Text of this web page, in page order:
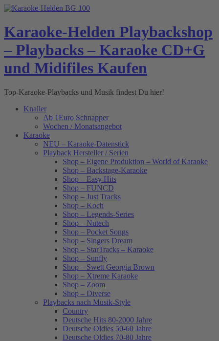
Skip
content
Karaoke-Helden Playbackshop
– Playbacks – Karaoke CD+G
und Midifiles Kaufen
Top-Karaoke-Playbacks und Musik findest Du hier!
Knaller
Ab 1Euro Schnapper
Wochen / Monatsangebot
Karaoke
NEU – Karaoke-Datenstick
Playback Hersteller / Serien
Shop – Eigene Produktion – World of Karaoke
Shop – Backstage-Karaoke
Shop – Easy Hits
Shop – FUNCD
Shop – Just Tracks
Shop – Koch
Shop – Legends-Series
Shop – Nutech
Shop – Pocket Songs
Shop – Singers Dream
Shop – StarTracks – Karaoke
Shop – Sunfly
Shop – Swett Georgia Brown
Shop – Xtreme Karaoke
Shop – Zoom
Shop – Diverse
Playbacks nach Musik-Style
Country
Deutsche Hits 80-2000 Jahre
Deutsche Oldies 50-60 Jahre
Deutsche Oldies 70-80 Jahre